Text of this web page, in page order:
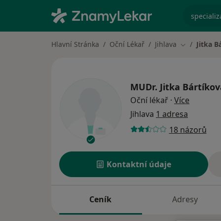
Hlavní Stránka Oční Lékař Jihlava ZměnaJitka
MUDr. Jitka
Oční lékař · Více
Jihlava 1 adresa
18 názorů
Kontaktní údaje
Ceník Adresy